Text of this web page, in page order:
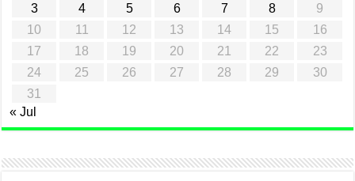
3
4 5 6 7 8
9
10
11 12 13 14 15
16
17
18 19 20 21 22
23
24
25 26 27 28 29
30
31
« Jul